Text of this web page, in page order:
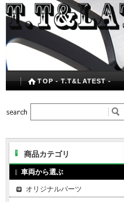
TOP - T.T&LATEST -
商品カテゴリ
車両から選ぶ
オリジナルパーツ